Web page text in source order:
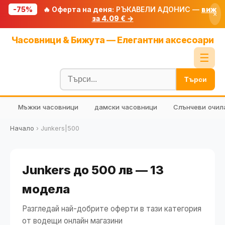
-75% 🔥 Оферта на деня: РЪКАВЕЛИ АДОНИС — виж
за 4.09 € →
×
Часовници & Бижута — Елегантни аксесоари
☰
Блог
🧮 Калкулатори
🔍 Намери продукт
Търси
Мъжки часовници дамски часовници Слънчеви
Начало › Junkers|500
Junkers до 500 лв — 13
модела
Разгледай най-добрите оферти в тази категория
от водещи онлайн магазини